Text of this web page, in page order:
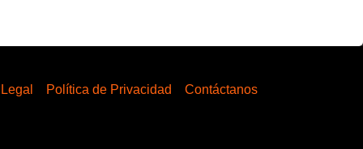
Política de Privacidad Contáctanos